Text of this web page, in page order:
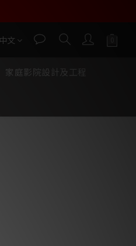
文
家庭影院設計及工程